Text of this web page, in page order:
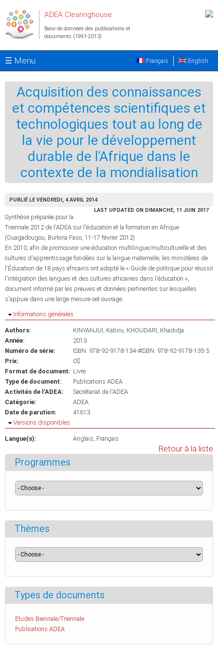
ADEA Clearinghouse
Base de données des publications et
documents (1991-2013)
☰ Menu English
Français
Acquisition des connaissances
et compétences scientifiques et
technologiques tout au long de
la vie pour le développement
durable de l'Afrique dans le
contexte de la mondialisation
PUBLIÉ LE VENDREDI, 4 AVRIL 2014
LAST UPDATED ON DIMANCHE, 11 JUIN 2017
Synthèse préparée pour la
Triennale 2012 de l'ADEA sur l'éducation et la formation en Afrique
(Ouagadougou, Burkina Faso, 11-17 février 2012)
En 2010, afin de promouvoir une éducation multilingue/multiculturelle et des
cultures d'apprentissage fondées sur la langue maternelle, les ministères de
l'Éducation de 18 pays africains ont adopté le « Guide de politique pour réussir
l'intégration des langues et des cultures africaines dans l'éducation »,
document informé par les preuves et données pertinentes sur lesquelles
s'appuie dans une large mesure cet ouvrage.
Masquer
Informations générales
Authors: KINYANJUI, Kabiru KHOUDARI, Khadidja
Année:
2013
Numéro de série:
ISBN: 978-92-9178-134-#ISBN: 978-92-9178-135-5
Prix:
0$
Format de document: Livre
Type de document:
Publications ADEA
Activités de l'ADEA:
Secrétariat de l'ADEA
Catégorie:
ADEA
Date de parution:
41613
Masquer
Versions disponibles
Langue(s): Anglais Français
Retour à la liste
Programmes
Thèmes
Types de documents
Etudes Biennale/Triennale
Publications ADEA